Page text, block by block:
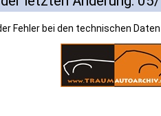
Fehler bei den technischen